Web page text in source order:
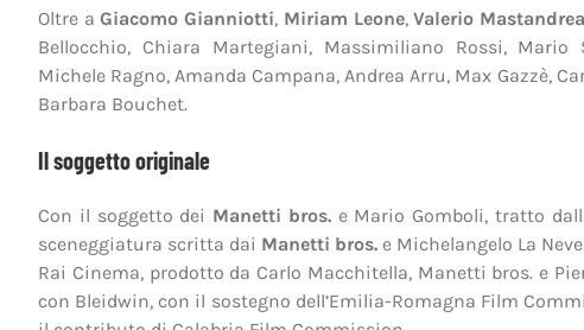
Oltre aGiacomo Gianniotti, Miriam Leone,Valerio Mastandrea
Bellocchio, Chiara Martegiani, Massimiliano Rossi, Mario
Michele Ragno, Amanda Campana, Andrea Arru, Max Gazzè,
Barbara Bouchet.
Il soggetto originale
Con il soggetto dei Manetti bros.e Mario Gomboli, tratto
sceneggiatura scritta dai Manetti bros. e Michelangelo La
Rai Cinema, prodotto da Carlo Macchitella, Manetti bros. e
con Bleidwin, con il sostegno dell’Emilia-Romagna Film